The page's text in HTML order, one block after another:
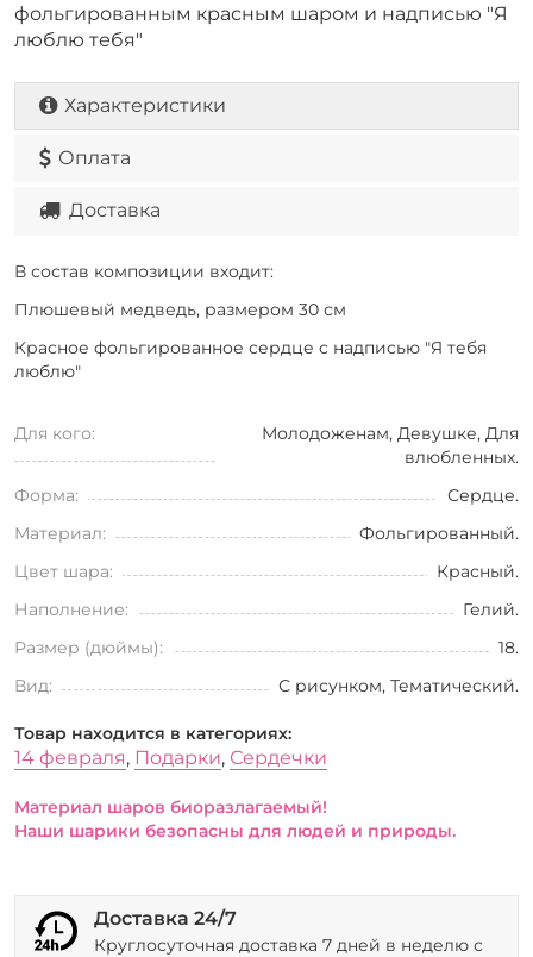
фольгированным красным шаром и надписью "Я
люблю тебя"
Характеристики
Оплата
Доставка
В состав композиции входит:
Плюшевый медведь, размером 30 см
Красное фольгированное сердце с надписью "Я тебя
люблю"
Для кого:
Молодоженам, Девушке, Для
влюбленных.
Форма:
Сердце.
Материал:
Фольгированный.
Цвет шара:
Красный.
Наполнение:
Гелий.
Размер (дюймы):
18.
Вид:
С рисунком, Тематический.
Товар находится в категориях:
14 февраля, Подарки, Сердечки
Материал шаров биоразлагаемый!
Наши шарики безопасны для людей и природы.
Доставка 24/7
Круглосуточная доставка 7 дней в неделю с